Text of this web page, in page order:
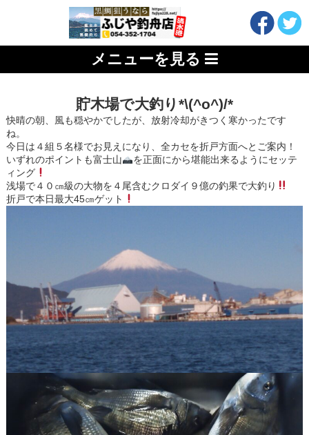
メニューを見る
貯木場で大釣り*\(^o^)/*
快晴の朝、風も穏やかでしたが、放射冷却がきつく寒かったです
ね。
今日は４組５名様でお見えになり、全カセを折戸方面へとご案内！
いずれのポイントも富士山
を正面にから堪能出来るようにセッテ
ィング
浅場で４０㎝級の大物を４尾含むクロダイ９億の釣果で大釣り
折戸で本日最大45㎝ゲット